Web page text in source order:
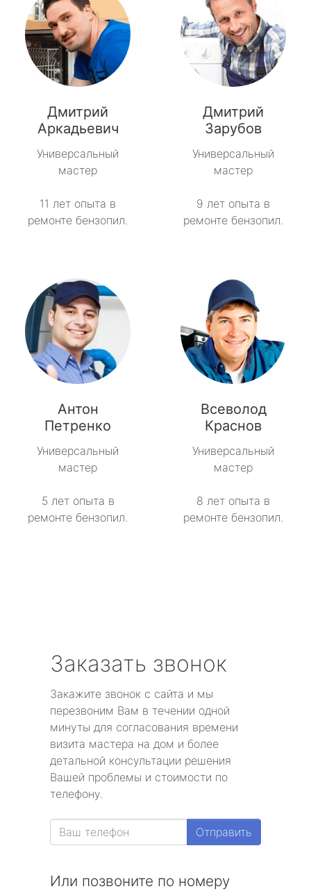
Дмитрий
Аркадьевич
Универсальный
мастер
11 лет опыта в
ремонте бензопил.
Дмитрий
Зарубов
Универсальный
мастер
9 лет опыта в
ремонте бензопил.
Антон
Петренко
Универсальный
мастер
5 лет опыта в
ремонте бензопил.
Всеволод
Краснов
Универсальный
мастер
8 лет опыта в
ремонте бензопил.
Заказать звонок
Закажите звонок с сайта и мы
перезвоним Вам в течении одной
минуты для согласования времени
визита мастера на дом и более
детальной консультации решения
Вашей проблемы и стоимости по
телефону.
Отправить
Или позвоните по номеру